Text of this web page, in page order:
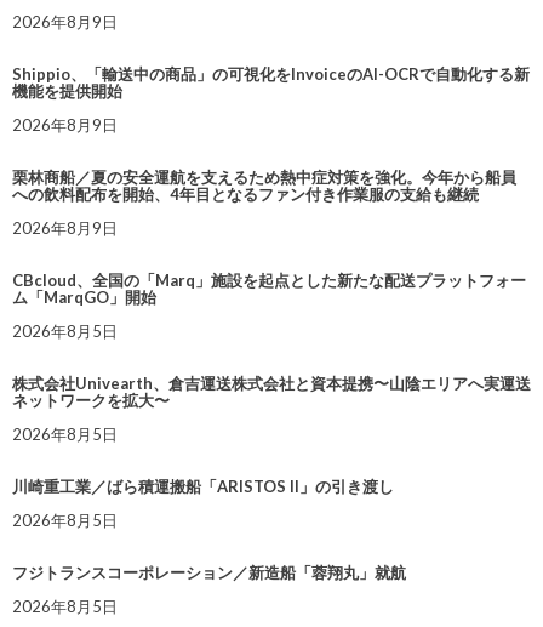
2026年8月9日
Shippio、「輸送中の商品」の可視化をInvoiceのAI-OCRで自動化する新
機能を提供開始
2026年8月9日
栗林商船／夏の安全運航を支えるため熱中症対策を強化。今年から船員
への飲料配布を開始、4年目となるファン付き作業服の支給も継続
2026年8月9日
CBcloud、全国の「Marq」施設を起点とした新たな配送プラットフォー
ム「MarqGO」開始
2026年8月5日
株式会社Univearth、倉吉運送株式会社と資本提携〜山陰エリアへ実運送
ネットワークを拡大〜
2026年8月5日
川崎重工業／ばら積運搬船「ARISTOS II」の引き渡し
2026年8月5日
フジトランスコーポレーション／新造船「蓉翔丸」就航
2026年8月5日